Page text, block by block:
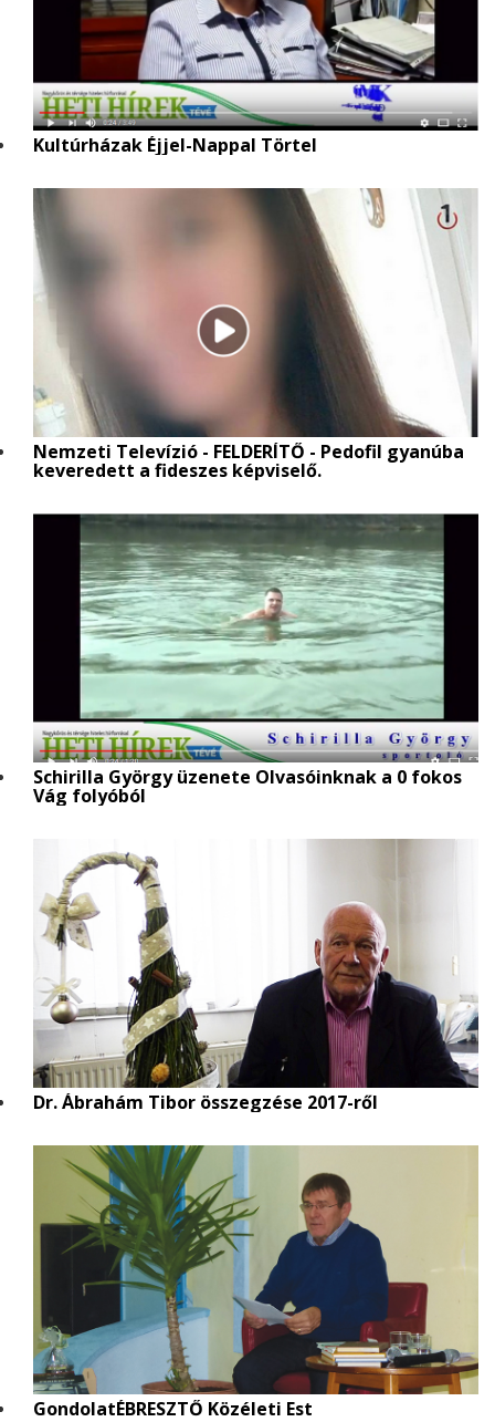
Kultúrházak Éjjel-Nappal Törtel
Nemzeti Televízió - FELDERÍTŐ - Pedofil gyanúba
keveredett a fideszes képviselő.
Schirilla György üzenete Olvasóinknak a 0 fokos
Vág folyóból
Dr. Ábrahám Tibor összegzése 2017-ről
GondolatÉBRESZTŐ Közéleti Est